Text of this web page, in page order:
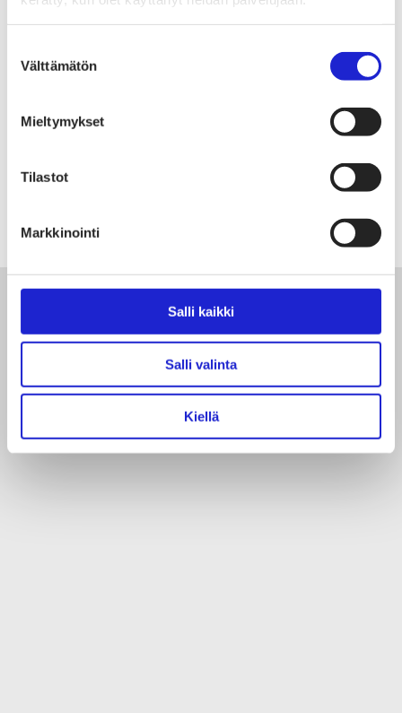
valinta
Välttämätön
Mieltymykset
Tilastot
Markkinointi
Salli kaikki
Salli valinta
Kiellä
alan kiertotalouden vauhdittamiseksi. Tekstiilien
tarjoaisi erinomaisen mahdollisuuden jatkaa tätä
Lue seuraavaksi